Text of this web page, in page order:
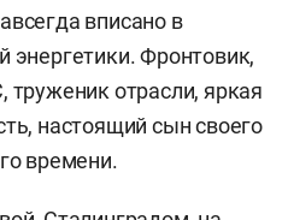
вписано в
энергетики. Фронтовик,
труженик отрасли, яркая
настоящий сын своего
времени.